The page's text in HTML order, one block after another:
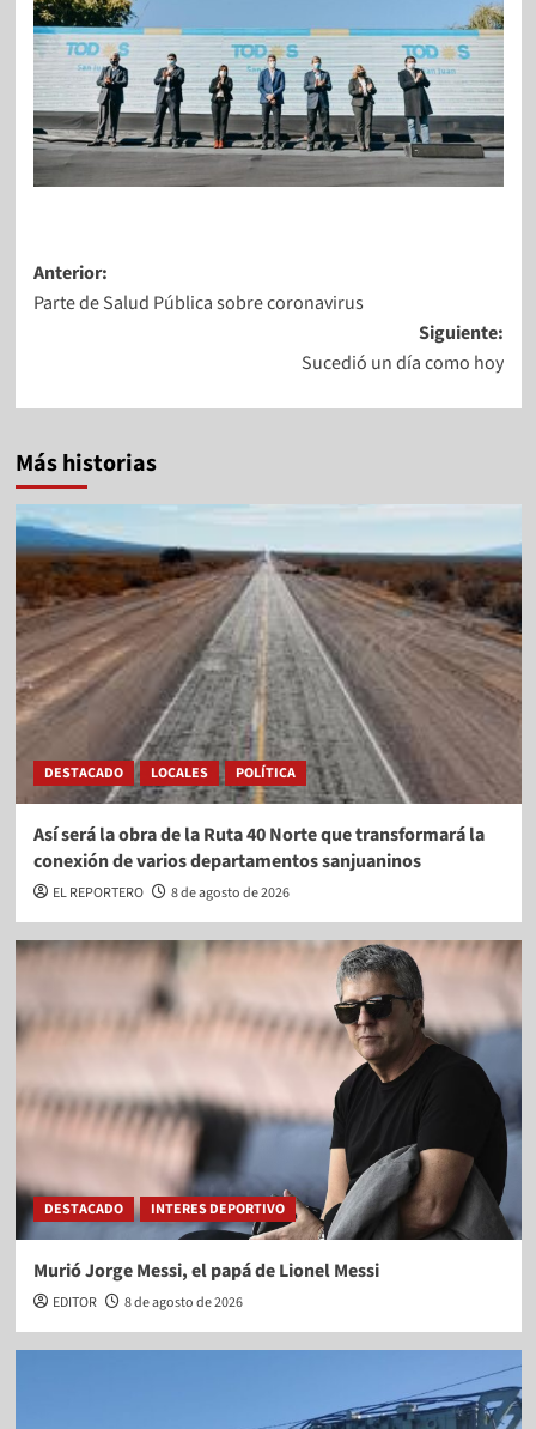
Anterior:
Parte de Salud Pública sobre coronavirus
Siguiente:
Sucedió un día como hoy
Más historias
DESTACADO LOCALES POLÍTICA
Así será la obra de la Ruta 40 Norte que transformará la
conexión de varios departamentos sanjuaninos
EL REPORTERO 8 de agosto de 2026
DESTACADO INTERES DEPORTIVO
Murió Jorge Messi, el papá de Lionel Messi
EDITOR 8 de agosto de 2026